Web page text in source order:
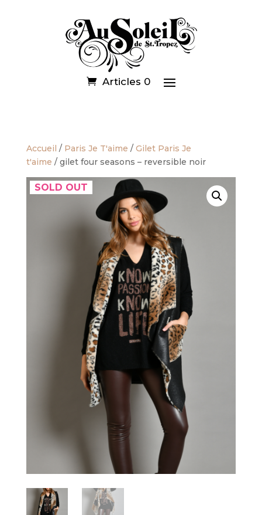
Articles 0
Accueil / Paris Je T'aime / Gilet Paris Je
t'aime / gilet four seasons – reversible noir
SOLD OUT